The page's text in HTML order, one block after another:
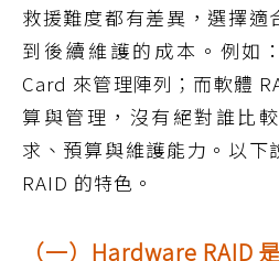
救援難度都有差異，選擇適
到後續維護的成本。例如
Card 來管理陣列；而軟體
算與管理，沒有絕對誰比
求、預算與維護能力。以下
RAID 的特色。
（一）Hardware RAID